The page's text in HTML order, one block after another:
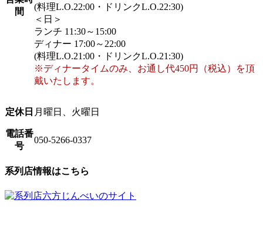
間
(料理L.O.22:00・ドリンクL.O.22:30)
＜日＞
ランチ 11:30～15:00
ディナー 17:00～22:00
(料理L.O.21:00・ドリンクL.O.21:30)
※ディナータイムのみ、お通し代450円（税込）を頂
戴いたします。
定休日 月曜日、火曜日
電話番
号
050-5266-0337
系列店情報はこちら